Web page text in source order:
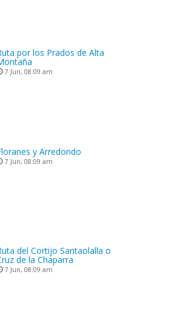
por los Prados de Alta
7 Jun, 08:09 am
y Arredondo
7 Jun, 08:09 am
del Cortijo Santaolalla o
de la Chaparra
7 Jun, 08:09 am